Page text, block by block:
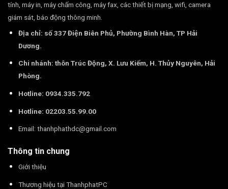
tính, máy in, máy chấm công, máy fax, các thiết bị mạng, wifi, camera
giám sát, báo động thông minh.
Địa chỉ: số 337 Điện Biên Phủ, Phường Bình Hàn, TP Hải
Dương.
Chi nhánh: thôn Trúc Động, X. Lưu Kiếm, H. Thủy Nguyên, Hải
Phòng.
Hotline: 0934.335.792
Hotline: 02203.55.99.00
Email: thanhphathdc@gmail.com
Thông tin chung
Giới thiệu
Thương hiệu tại ThanhphatPC